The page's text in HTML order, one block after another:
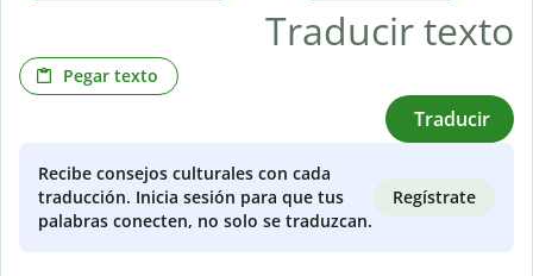
Pegar texto
Traducir
Recibe consejos culturales con cada
traducción. Inicia sesión para que tus
palabras conecten, no solo se traduzcan.
Regístrate